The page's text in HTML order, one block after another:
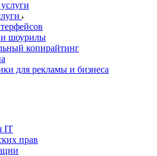
шоурилы
копирайтинг
для рекламы и бизнеса
IT
прав